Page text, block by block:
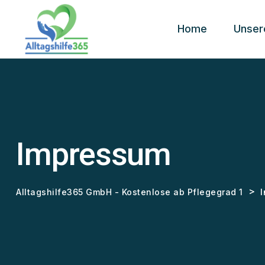
Home
Impressum
Alltagshilfe365 GmbH - Kostenlose ab Pflegegrad 1 >